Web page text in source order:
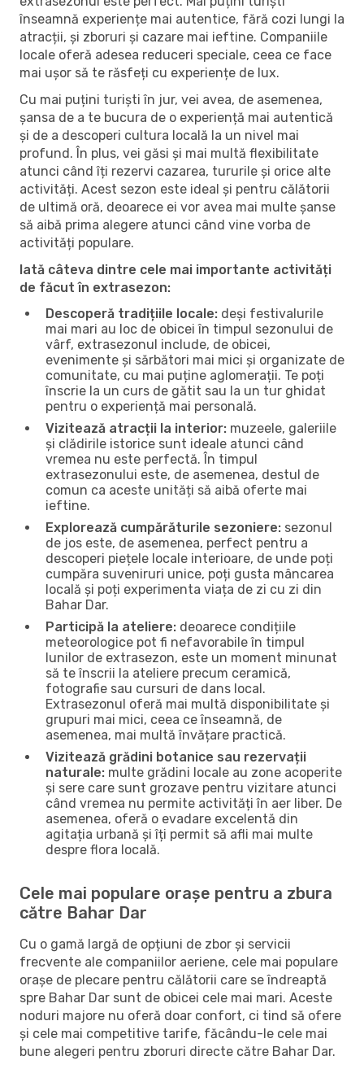
înseamnă experiențe mai autentice, fără cozi lungi la
atracții, și zboruri și cazare mai ieftine. Companiile
locale oferă adesea reduceri speciale, ceea ce face
mai ușor să te răsfeți cu experiențe de lux.
Cu mai puțini turiști în jur, vei avea, de asemenea,
șansa de a te bucura de o experiență mai autentică
și de a descoperi cultura locală la un nivel mai
profund. În plus, vei găsi și mai multă flexibilitate
atunci când îți rezervi cazarea, tururile și orice alte
activități. Acest sezon este ideal și pentru călătorii
de ultimă oră, deoarece ei vor avea mai multe șanse
să aibă prima alegere atunci când vine vorba de
activități populare.
Iată câteva dintre cele mai importante activități
de făcut în extrasezon:
Descoperă tradițiile locale: deși festivalurile
mai mari au loc de obicei în timpul sezonului de
vârf, extrasezonul include, de obicei,
evenimente și sărbători mai mici și organizate de
comunitate, cu mai puține aglomerații. Te poți
înscrie la un curs de gătit sau la un tur ghidat
pentru o experiență mai personală.
Vizitează atracții la interior: muzeele, galeriile
și clădirile istorice sunt ideale atunci când
vremea nu este perfectă. În timpul
extrasezonului este, de asemenea, destul de
comun ca aceste unități să aibă oferte mai
ieftine.
Explorează cumpărăturile sezoniere: sezonul
de jos este, de asemenea, perfect pentru a
descoperi piețele locale interioare, de unde poți
cumpăra suveniruri unice, poți gusta mâncarea
locală și poți experimenta viața de zi cu zi din
Bahar Dar.
Participă la ateliere: deoarece condițiile
meteorologice pot fi nefavorabile în timpul
lunilor de extrasezon, este un moment minunat
să te înscrii la ateliere precum ceramică,
fotografie sau cursuri de dans local.
Extrasezonul oferă mai multă disponibilitate și
grupuri mai mici, ceea ce înseamnă, de
asemenea, mai multă învățare practică.
Vizitează grădini botanice sau rezervații
naturale: multe grădini locale au zone acoperite
și sere care sunt grozave pentru vizitare atunci
când vremea nu permite activități în aer liber. De
asemenea, oferă o evadare excelentă din
agitația urbană și îți permit să afli mai multe
despre flora locală.
Cele mai populare orașe pentru a zbura
către Bahar Dar
Cu o gamă largă de opțiuni de zbor și servicii
frecvente ale companiilor aeriene, cele mai populare
orașe de plecare pentru călătorii care se îndreaptă
spre Bahar Dar sunt de obicei cele mai mari. Aceste
noduri majore nu oferă doar confort, ci tind să ofere
și cele mai competitive tarife, făcându-le cele mai
bune alegeri pentru zboruri directe către Bahar Dar.